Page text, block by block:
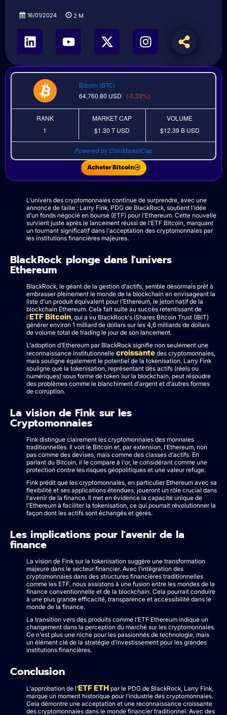
16/01/2024 2 M
Bitcoin (BTC)
64,760.80 USD (-0.33%)
RANK
1
MARKET CAP
$1.30 TUSD
VOLUME
$12.39 B USD
Powered by CoinMarketCap
Acheter Bitcoin
L'univers des cryptomonnaies continue de surprendre, avec une
annonce de taille : Larry Fink, PDG de BlackRock, soutient l'idée
d'un fonds négocié en bourse (ETF) pour l'Ethereum. Cette nouvelle
survient juste après le lancement réussi de l'ETF Bitcoin, marquant
un tournant significatif dans l'acceptation des cryptomonnaies par
les institutions financières majeures.
BlackRock plonge dans l'univers
Ethereum
BlackRock, le géant de la gestion d'actifs, semble désormais prêt à
embrasser pleinement le monde de la blockchain en envisageant la
liste d'un produit équivalent pour l'Ethereum, le jeton natif de la
blockchain Ethereum. Cela fait suite au succès retentissant de
l'ETF Bitcoin, qui a vu BlackRock's iShares Bitcoin Trust (IBIT)
générer environ 1 milliard de dollars sur les 4,6 milliards de dollars
de volume total de trading le jour de son lancement.
L'adoption d'Ethereum par BlackRock signifie non seulement une
reconnaissance institutionnelle croissante des cryptomonnaies,
mais souligne également le potentiel de la tokenisation. Larry Fink
souligne que la tokenisation, représentant des actifs (réels ou
numériques) sous forme de token sur la blockchain, peut résoudre
des problèmes comme le blanchiment d'argent et d'autres formes
de corruption.
La vision de Fink sur les
Cryptomonnaies
Fink distingue clairement les cryptomonnaies des monnaies
traditionnelles. Il voit le Bitcoin et, par extension, l'Ethereum, non
pas comme des devises, mais comme des classes d'actifs. En
parlant du Bitcoin, il le compare à l'or, le considérant comme une
protection contre les risques géopolitiques et une valeur refuge.
Fink prédit que les cryptomonnaies, en particulier Ethereum avec sa
flexibilité et ses applications étendues, joueront un rôle crucial dans
l'avenir de la finance. Il met en évidence la capacité unique de
l'Ethereum à faciliter la tokenisation, ce qui pourrait révolutionner la
façon dont les actifs sont échangés et gérés.
Les implications pour l'avenir de la
finance
La vision de Fink sur la tokenisation suggère une transformation
majeure dans le secteur financier. Avec l'intégration des
cryptomonnaies dans des structures financières traditionnelles
comme les ETF, nous assistons à une fusion entre les mondes de la
finance conventionnelle et de la blockchain. Cela pourrait conduire
à une plus grande efficacité, transparence et accessibilité dans le
monde de la finance.
La transition vers des produits comme l'ETF Ethereum indique un
changement dans la perception du marché sur les cryptomonnaies.
Ce n'est plus une niche pour les passionnés de technologie, mais
un élément clé de la stratégie d'investissement pour les grandes
institutions financières.
Conclusion
L'approbation de l'ETF ETH par le PDG de BlackRock, Larry Fink,
marque un moment historique pour l'industrie des cryptomonnaies.
Cela démontre une acceptation et une reconnaissance croissante
des cryptomonnaies dans le monde financier traditionnel. Avec des